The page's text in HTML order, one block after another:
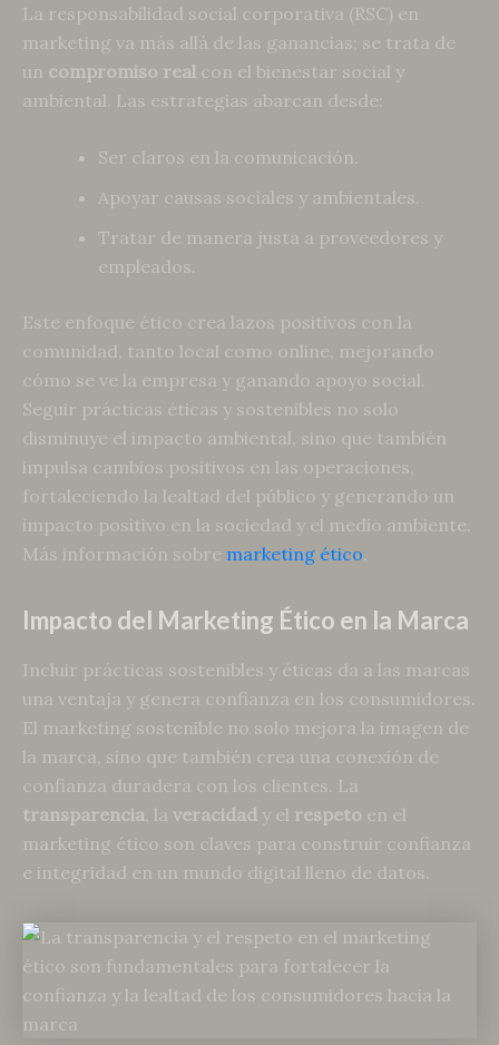
La responsabilidad social corporativa (RSC) en
marketing va más allá de las ganancias; se trata de
un compromiso real con el bienestar social y
ambiental. Las estrategias abarcan desde:
Ser claros en la comunicación.
Apoyar causas sociales y ambientales.
Tratar de manera justa a proveedores y
empleados.
Este enfoque ético crea lazos positivos con la
comunidad, tanto local como online, mejorando
cómo se ve la empresa y ganando apoyo social.
Seguir prácticas éticas y sostenibles no solo
disminuye el impacto ambiental, sino que también
impulsa cambios positivos en las operaciones,
fortaleciendo la lealtad del público y generando un
impacto positivo en la sociedad y el medio ambiente.
Más información sobre marketing ético.
Impacto del Marketing Ético en la Marca
Incluir prácticas sostenibles y éticas da a las marcas
una ventaja y genera confianza en los consumidores.
El marketing sostenible no solo mejora la imagen de
la marca, sino que también crea una conexión de
confianza duradera con los clientes. La
transparencia , la veracidad y el respeto en el
marketing ético son claves para construir confianza
e integridad en un mundo digital lleno de datos.